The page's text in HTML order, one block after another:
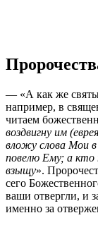
— «А как же
например, в
читаем
воздвигну им
вложу слова Мои
повелю Ему; а кто
взыщу».
сего
ваши отвергли, и
именно за